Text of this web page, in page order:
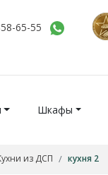
65-55
Шкафы
из ДСП кухня 2